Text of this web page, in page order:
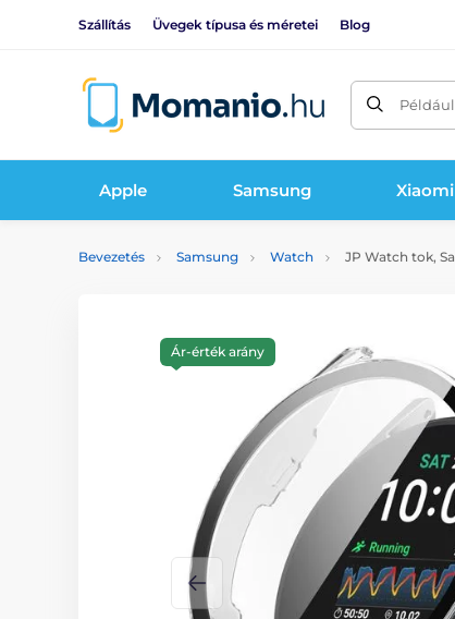
Szállítás Üvegek típusa és méretei Blog
Apple Samsung Xiaomi
Bevezetés Samsung Watch JP Watch tok,
Ár-érték arány